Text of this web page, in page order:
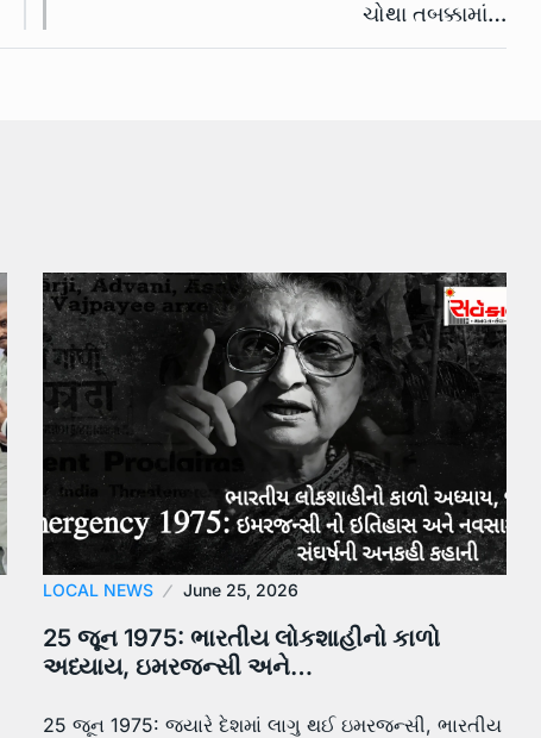
ચોથા તબક્કામાં…
LOCAL NEWS June 25, 2026
25 જૂન 1975: ભારતીય લોકશાહીનો કાળો
અધ્યાય, ઇમરજન્સી અને…
25 જૂન 1975: જ્યારે દેશમાં લાગુ થઈ ઇમરજન્સી, ભારતીય